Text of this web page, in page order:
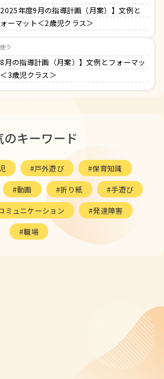
2025年度9月の指導計画（月案）】文例と
ーマット＜2歳児クラス＞
使う
8月の指導計画（月案）】文例とフォーマッ
＜3歳児クラス＞
のキーワード
戸外遊び 保育知識
動画 折り紙 手遊び
ミュニケーション 発達障害
職場